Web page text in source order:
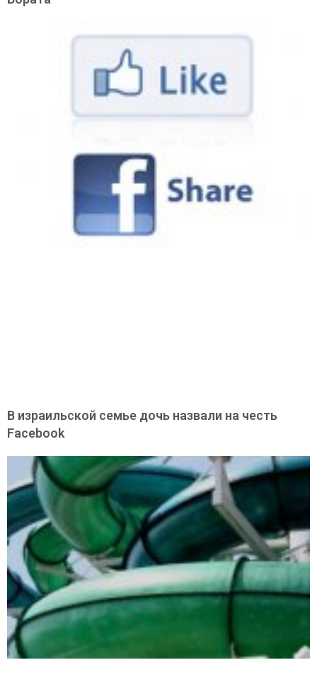
В израильской семье дочь назвали на честь
Facebook